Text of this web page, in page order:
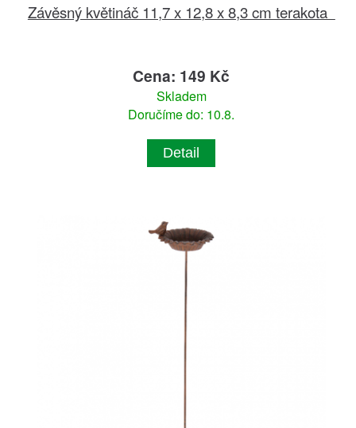
Závěsný květináč 11,7 x 12,8 x 8,3 cm terakota
Cena: 149 Kč
Skladem
Doručíme do: 10.8.
Detail